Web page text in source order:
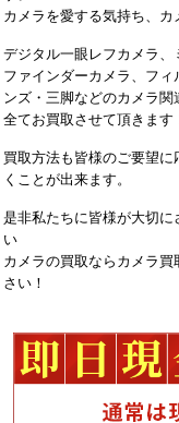
カメラを愛する気持ち、カ
デジタル一眼レフカメラ
ファインダーカメラ、フ
ンズ・三脚などのカメラ
全てお買取させて頂きます
買取方法も皆様のご要望
くことが出来ます。
是非私たちに皆様が大切
い
カメラの買取ならカメラ
さい！